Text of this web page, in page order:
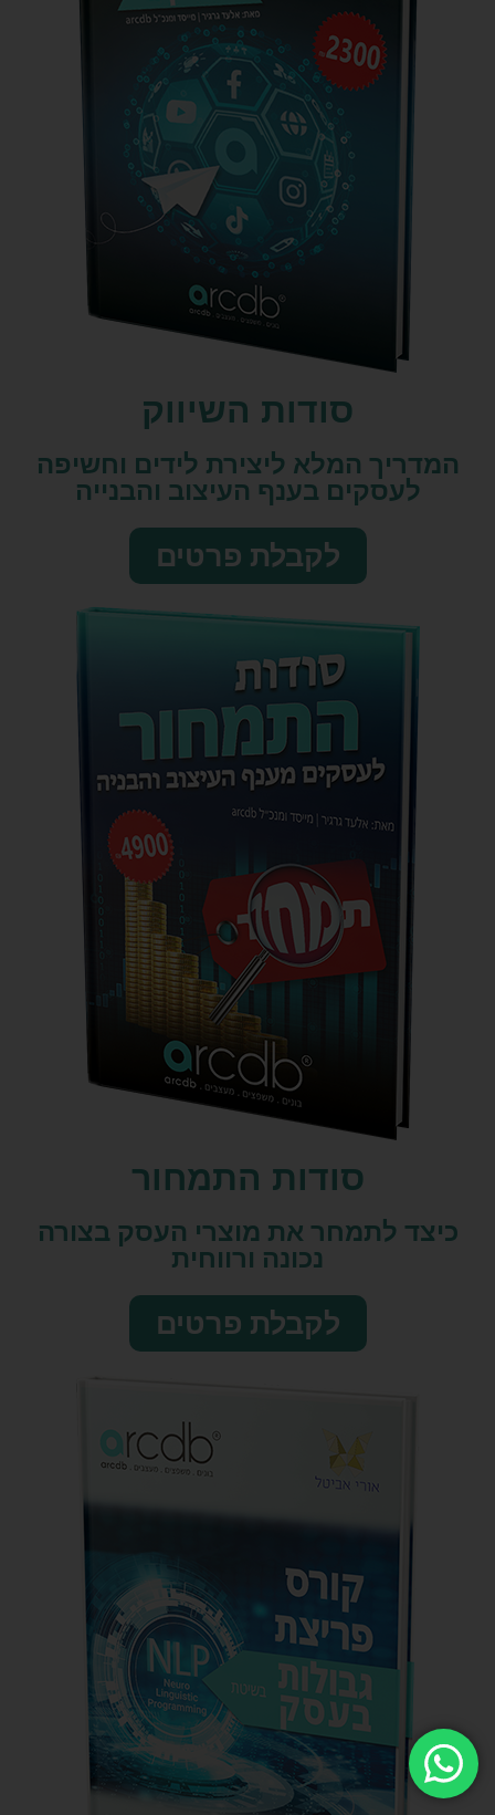
סודות השיווק​
המדריך המלא ליצירת לידים וחשיפה
לעסקים בענף העיצוב והבנייה
לקבלת פרטים
סודות התמחור
כיצד לתמחר את מוצרי העסק בצורה
נכונה ורווחית
לקבלת פרטים